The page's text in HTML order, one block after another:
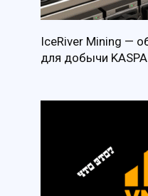
IceRiver Mining —
для добычи KASPA